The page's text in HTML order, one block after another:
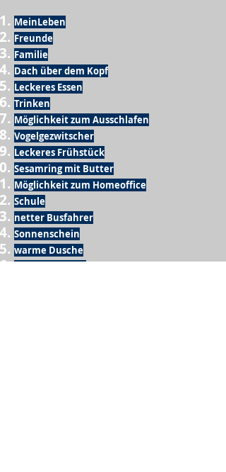
MeinLeben
Freunde
Familie
Dach über dem Kopf
Leckeres Essen
Trinken
Möglichkeit zum Ausschlafen
Vogelgezwitscher
Leckeres Frühstück
Sesamring mit Butter
Möglichkeit zum Homeoffice
Schule
netter Busfahrer
Sonnenschein
warme Dusche